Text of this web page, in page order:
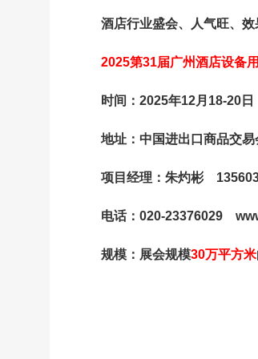
酒店行业盛会、人气旺、
2025第31届广州酒店设备
时间： 2025年12月 18-20 日
地址：中国进出口商品交
项目经理：朱灼彬
电话： 020-23376029
规模：展会规模30万平方米